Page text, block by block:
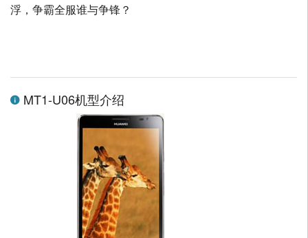
浮，争霸全服谁与争锋？
MT1-U06机型介绍